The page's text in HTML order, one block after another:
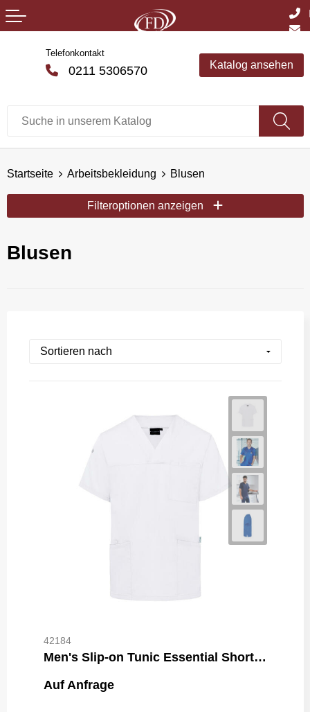
Telefonkontakt
0211 5306570 Katalog ansehen
Startseite Arbeitsbekleidung Blusen
Filteroptionen anzeigen
Blusen
42184
Men's Slip-on Tunic Essential Short Sl.
Auf Anfrage